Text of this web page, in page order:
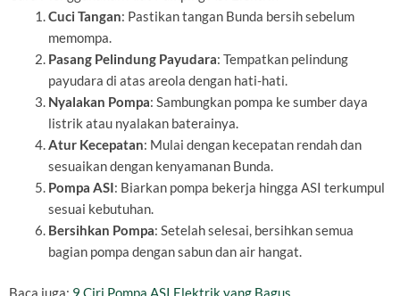
Cuci Tangan: Pastikan tangan Bunda bersih sebelum
memompa.
Pasang Pelindung Payudara: Tempatkan pelindung
payudara di atas areola dengan hati-hati.
Nyalakan Pompa: Sambungkan pompa ke sumber daya
listrik atau nyalakan baterainya.
Atur Kecepatan: Mulai dengan kecepatan rendah dan
sesuaikan dengan kenyamanan Bunda.
Pompa ASI: Biarkan pompa bekerja hingga ASI terkumpul
sesuai kebutuhan.
Bersihkan Pompa: Setelah selesai, bersihkan semua
bagian pompa dengan sabun dan air hangat.
Baca juga: 9 Ciri Pompa ASI Elektrik yang Bagus